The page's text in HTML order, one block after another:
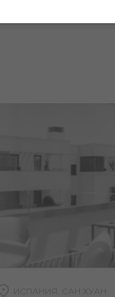
ИСПАНИЯ, САН ХУАН